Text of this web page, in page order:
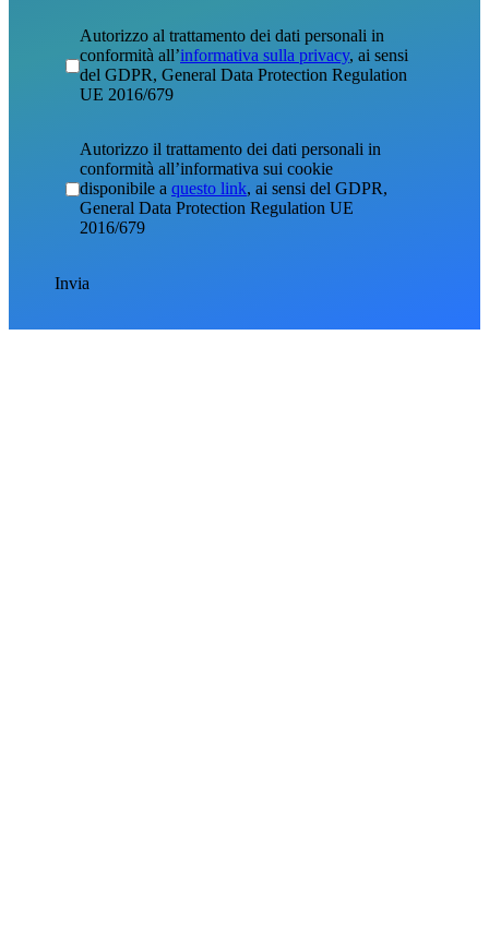
Autorizzo al trattamento dei dati personali in
conformità all’informativa sulla privacy, ai sensi
del GDPR, General Data Protection Regulation
UE 2016/679
Autorizzo il trattamento dei dati personali in
conformità all’informativa sui cookie
disponibile a questo link, ai sensi del GDPR,
General Data Protection Regulation UE
2016/679